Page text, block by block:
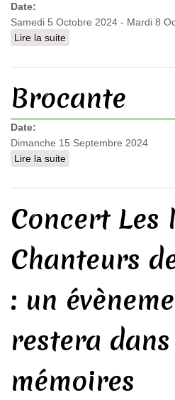
Date:
Samedi 5 Octobre 2024 - Mardi 8
Lire la suite
Brocante
Date:
Dimanche 15 Septembre 2024
Lire la suite
Concert Les
Chanteurs
: un
restera
mémoires